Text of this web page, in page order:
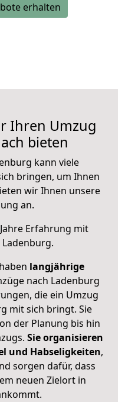
erhalten
Ihren Umzug
bieten
kann viele
bringen, um Ihnen
wir Ihnen unsere
an.
Erfahrung mit
Ladenburg.
langjährige
nach Ladenburg
die ein Umzug
mit sich bringt. Sie
der Planung bis hin
Sie organisieren
und Habseligkeiten,
sorgen dafür, dass
neuen Zielort in